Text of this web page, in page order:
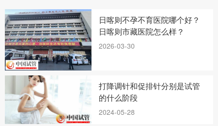
日喀则不孕不育医院哪个好？
日喀则市藏医院怎么样？
2026-03-30
打降调针和促排针分别是试管
的什么阶段
2024-05-28